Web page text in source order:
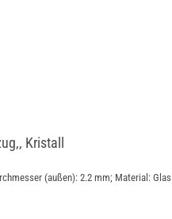
Kristall
(außen): 2.2 mm; Material: Glas